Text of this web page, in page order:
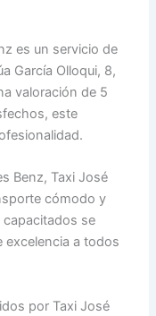
es un servicio de
García Olloqui, 8,
valoración de 5
este
Benz, Taxi José
cómodo y
se
excelencia a todos
por Taxi José